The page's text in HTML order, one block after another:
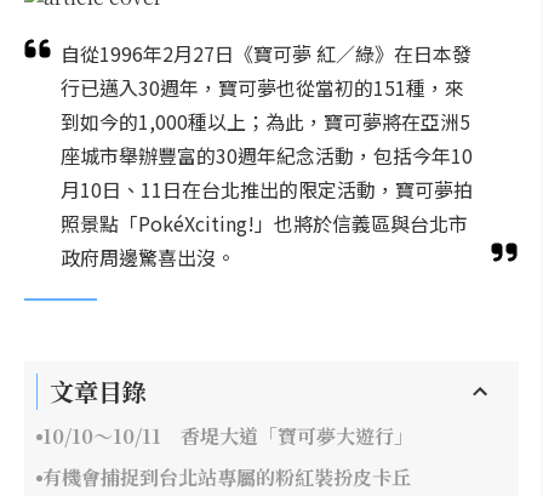
自從1996年2月27日《寶可夢 紅／綠》在日本發
行已邁入30週年，寶可夢也從當初的151種，來
到如今的1,000種以上；為此，寶可夢將在亞洲5
座城市舉辦豐富的30週年紀念活動，包括今年10
月10日、11日在台北推出的限定活動，寶可夢拍
照景點「PokéXciting!」也將於信義區與台北市
政府周邊驚喜出沒。
文章目錄
10/10～10/11 香堤大道「寶可夢大遊行」
有機會捕捉到台北站專屬的粉紅裝扮皮卡丘